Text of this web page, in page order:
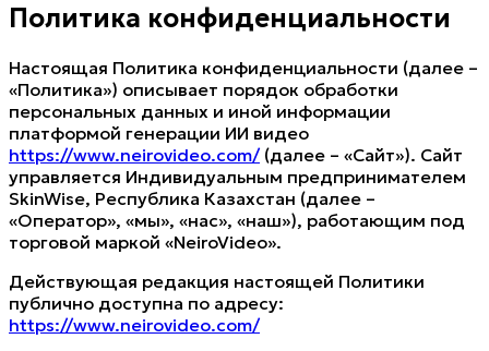
Политика конфиденциальности
Настоящая Политика конфиденциальности (далее –
«Политика») описывает порядок обработки
персональных данных и иной информации
платформой генерации ИИ видео
https://www.neirovideo.com/ (далее – «Сайт»). Сайт
управляется Индивидуальным предпринимателем
SkinWise, Республика Казахстан (далее –
«Оператор», «мы», «нас», «наш»), работающим под
торговой маркой «NeiroVideo».
Действующая редакция настоящей Политики
публично доступна по адресу:
https://www.neirovideo.com/